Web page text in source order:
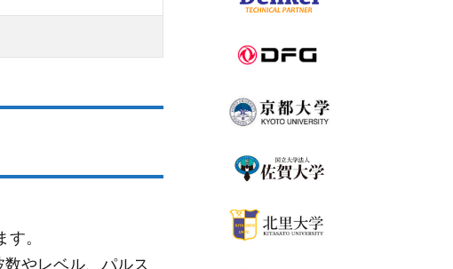
。
やレベル、パルス